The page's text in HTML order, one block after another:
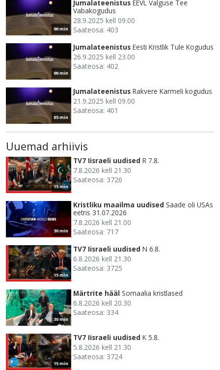
90 min
Jumalateenistus EEVL Valguse Tee
Vabakogudus
28.9.2025 kell 09.00
Saateosa: 403
90 min
Jumalateenistus Eesti Kristlik Tule Kogudus
26.9.2025 kell 23.00
Saateosa: 402
85 min
Jumalateenistus Rakvere Karmeli kogudus
21.9.2025 kell 09.00
Saateosa: 401
Uuemad arhiivis
15 min
TV7 Iisraeli uudised R 7.8.
7.8.2026 kell 21.30
Saateosa: 3726
30 min
Kristliku maailma uudised Saade oli USAs
eetris 31.07.2026
7.8.2026 kell 21.00
Saateosa: 717
15 min
TV7 Iisraeli uudised N 6.8.
6.8.2026 kell 21.30
Saateosa: 3725
30 min
Märtrite hääl Somaalia kristlased
6.8.2026 kell 20.30
Saateosa: 334
15 min
TV7 Iisraeli uudised K 5.8.
5.8.2026 kell 21.30
Saateosa: 3724